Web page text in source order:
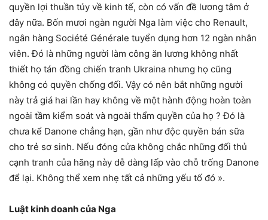
quyền lợi thuần túy về kinh tế, còn có vấn đề lương tâm ở
đây nữa. Bốn mươi ngàn người Nga làm việc cho Renault,
ngân hàng Société Générale tuyển dụng hơn 12 ngàn nhân
viên. Đó là những người làm công ăn lương không nhất
thiết họ tán đồng chiến tranh Ukraina nhưng họ cũng
không có quyền chống đối. Vậy có nên bắt những người
này trả giá hai lần hay không về một hành động hoàn toàn
ngoài tầm kiểm soát và ngoài thẩm quyền của họ ? Đó là
chưa kể Danone chẳng hạn, gần như độc quyền bán sữa
cho trẻ sơ sinh. Nếu đóng cửa không chắc những đối thủ
cạnh tranh của hãng này dễ dàng lấp vào chỗ trống Danone
để lại. Không thể xem nhẹ tất cả những yếu tố đó ».
Luật kinh doanh của Nga